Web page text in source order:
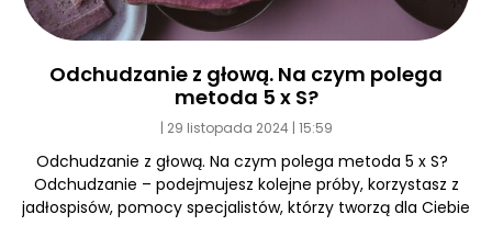
Odchudzanie z głową. Na czym polega
metoda 5 x S?
29 listopada 2024 15:59
Odchudzanie z głową. Na czym polega metoda 5 x S?
Odchudzanie – podejmujesz kolejne próby, korzystasz z
jadłospisów, pomocy specjalistów, którzy tworzą dla Ciebie